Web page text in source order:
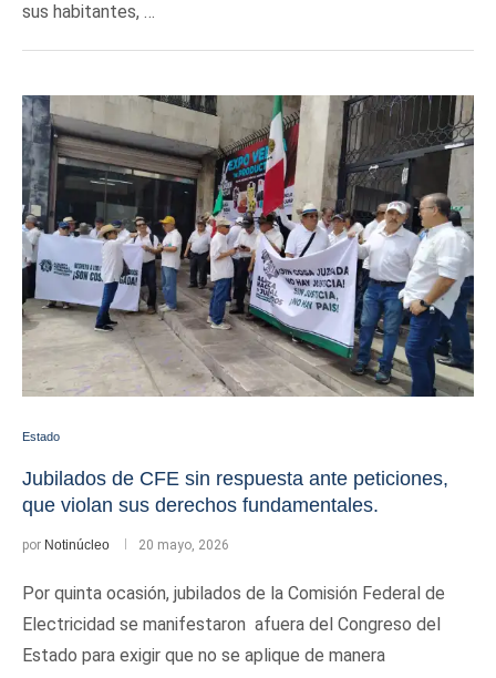
sus habitantes, …
Estado
Jubilados de CFE sin respuesta ante peticiones,
que violan sus derechos fundamentales.
por Notinúcleo 20 mayo, 2026
Por quinta ocasión, jubilados de la Comisión Federal de
Electricidad se manifestaron afuera del Congreso del
Estado para exigir que no se aplique de manera